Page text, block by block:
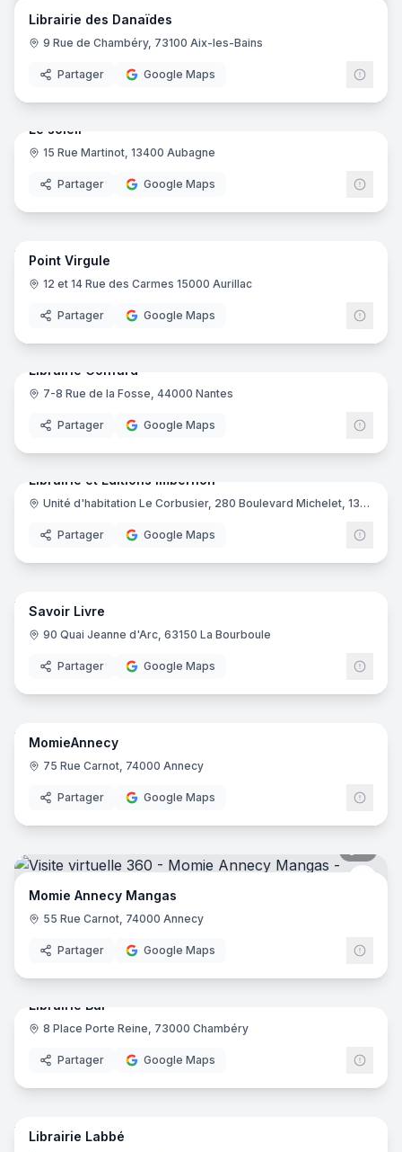
Librairie des Danaïdes
9 Rue de Chambéry, 73100 Aix-les-Bains
Partager Google Maps
Le soleil
15 Rue Martinot, 13400 Aubagne
Partager Google Maps
25
Point Virgule
12 et 14 Rue des Carmes 15000 Aurillac
Partager Google Maps
21
Librairie Coiffard
7-8 Rue de la Fosse, 44000 Nantes
Partager Google Maps
Librairie et Editions Imbernon
Unité d'habitation Le Corbusier, 280 Boulevard Michelet, 13008 Marseille
Partager Google Maps
10
Savoir Livre
90 Quai Jeanne d'Arc, 63150 La Bourboule
Partager Google Maps
11
MomieAnnecy
75 Rue Carnot, 74000 Annecy
Partager Google Maps
Momie Annecy Mangas
55 Rue Carnot, 74000 Annecy
Partager Google Maps
Librairie Bal
8 Place Porte Reine, 73000 Chambéry
Partager Google Maps
38
Librairie Labbé